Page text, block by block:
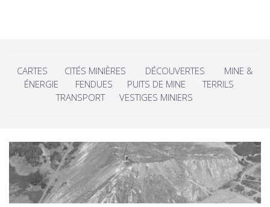
CARTES CITÉS MINIÈRES DÉCOUVERTES
MINE &
ÉNERGIE
FENDUES PUITS DE MINE
TERRILS
TRANSPORT
VESTIGES MINIERS